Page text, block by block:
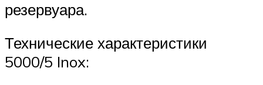
резервуара.
Технические характеристики
5000/5 Inox: